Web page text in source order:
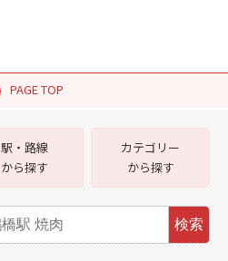
PAGE TOP
駅・路線
から探す
カテゴリー
から探す
検索